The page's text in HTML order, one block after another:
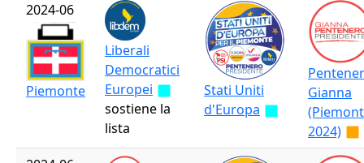
2024-06
Piemonte
Liberali
Democratici
Europei
sostiene la
lista
Stati Uniti
d'Europa
Gianna
2024)